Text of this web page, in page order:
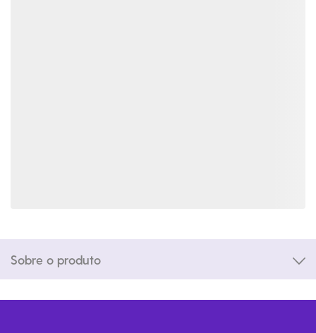
Sobre o produto